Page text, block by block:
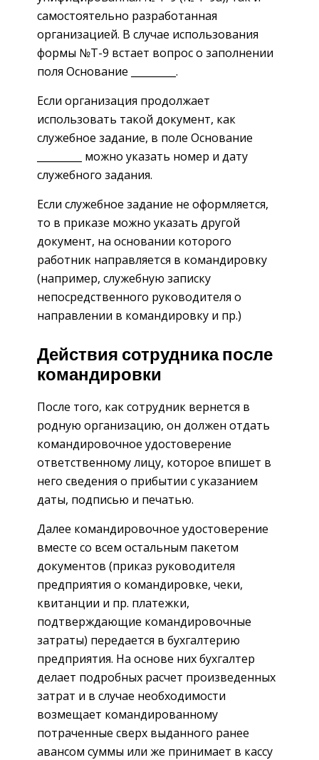
самостоятельно разработанная
организацией. В случае использования
формы №Т-9 встает вопрос о заполнении
поля Основание _________.
Если организация продолжает
использовать такой документ, как
служебное задание, в поле Основание
_________ можно указать номер и дату
служебного задания.
Если служебное задание не оформляется,
то в приказе можно указать другой
документ, на основании которого
работник направляется в командировку
(например, служебную записку
непосредственного руководителя о
направлении в командировку и пр.)
Действия сотрудника после
командировки
После того, как сотрудник вернется в
родную организацию, он должен отдать
командировочное удостоверение
ответственному лицу, которое впишет в
него сведения о прибытии с указанием
даты, подписью и печатью.
Далее командировочное удостоверение
вместе со всем остальным пакетом
документов (приказ руководителя
предприятия о командировке, чеки,
квитанции и пр. платежки,
подтверждающие командировочные
затраты) передается в бухгалтерию
предприятия. На основе них бухгалтер
делает подробных расчет произведенных
затрат и в случае необходимости
возмещает командированному
потраченные сверх выданного ранее
авансом суммы или же принимает в кассу